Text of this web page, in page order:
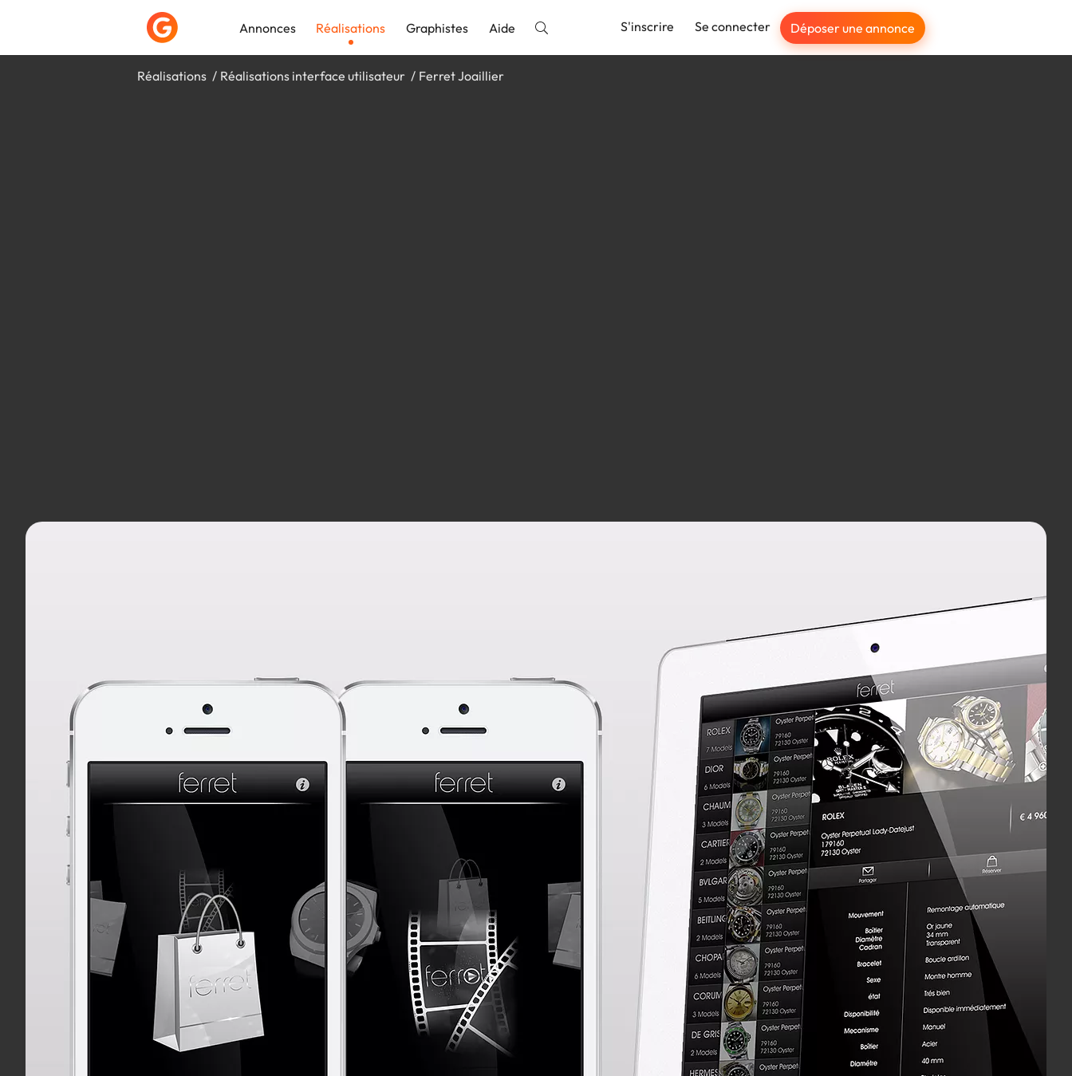
Annonces Réalisations Graphistes Aide S'inscrire Se connecter Déposer une annonce
Réalisations Réalisations interface utilisateur Ferret Joaillier